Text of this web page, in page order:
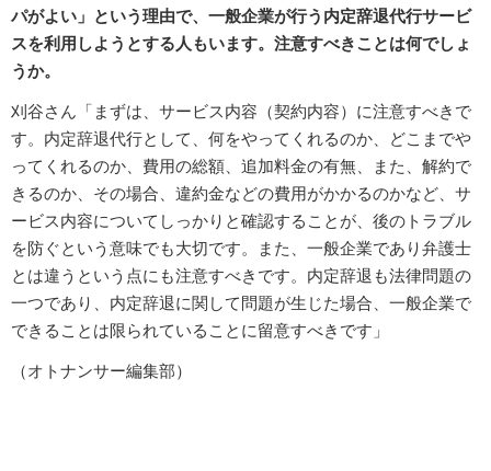
パがよい」という理由で、一般企業が行う内定辞退代行サービ
スを利用しようとする人もいます。注意すべきことは何でしょ
うか。
刈谷さん「まずは、サービス内容（契約内容）に注意すべきで
す。内定辞退代行として、何をやってくれるのか、どこまでや
ってくれるのか、費用の総額、追加料金の有無、また、解約で
きるのか、その場合、違約金などの費用がかかるのかなど、サ
ービス内容についてしっかりと確認することが、後のトラブル
を防ぐという意味でも大切です。また、一般企業であり弁護士
とは違うという点にも注意すべきです。内定辞退も法律問題の
一つであり、内定辞退に関して問題が生じた場合、一般企業で
できることは限られていることに留意すべきです」
（オトナンサー編集部）